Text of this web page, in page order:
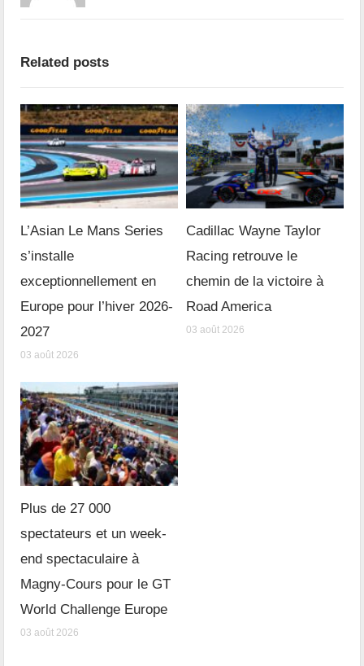
Related posts
L’Asian Le Mans Series
s’installe
exceptionnellement en
Europe pour l’hiver 2026-
2027
03 août 2026
Cadillac Wayne Taylor
Racing retrouve le
chemin de la victoire à
Road America
03 août 2026
Plus de 27 000
spectateurs et un week-
end spectaculaire à
Magny-Cours pour le GT
World Challenge Europe
03 août 2026